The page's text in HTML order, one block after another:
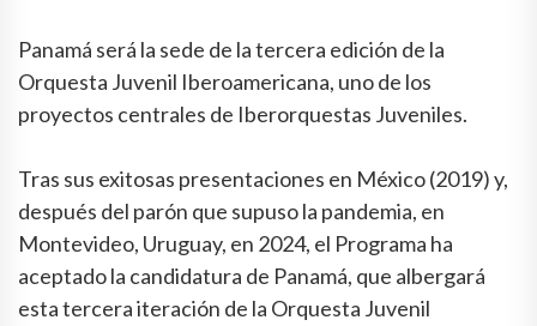
Panamá será la sede de la tercera edición de la
Orquesta Juvenil Iberoamericana, uno de los
proyectos centrales de Iberorquestas Juveniles.
Tras sus exitosas presentaciones en México (2019) y,
después del parón que supuso la pandemia, en
Montevideo, Uruguay, en 2024, el Programa ha
aceptado la candidatura de Panamá, que albergará
esta tercera iteración de la Orquesta Juvenil